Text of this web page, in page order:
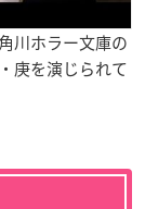
川ホラー文庫の
庚を演じられて